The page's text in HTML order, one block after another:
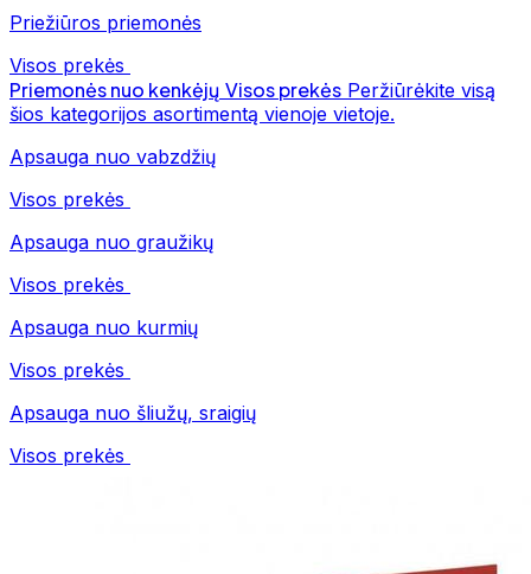
Priežiūros priemonės
Visos prekės
Priemonės nuo kenkėjų Visos prekės Peržiūrėkite visą
šios kategorijos asortimentą vienoje vietoje.
Apsauga nuo vabzdžių
Visos prekės
Apsauga nuo graužikų
Visos prekės
Apsauga nuo kurmių
Visos prekės
Apsauga nuo šliužų, sraigių
Visos prekės